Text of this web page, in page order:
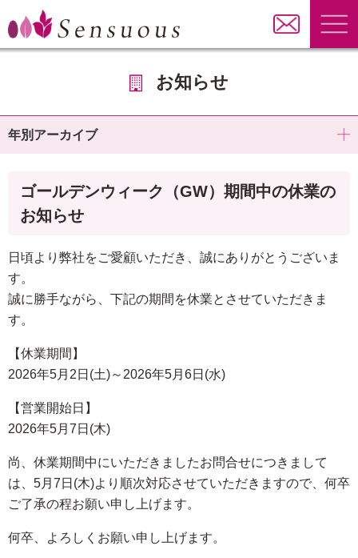
お知らせ
ゴールデンウィーク（GW）期間中の休業の
お知らせ
日頃より弊社をご愛顧いただき、誠にありがとうございま
す。
誠に勝手ながら、下記の期間を休業とさせていただきま
す。
【休業期間】
2026年5月2日(土)～2026年5月6日(水)
【営業開始日】
2026年5月7日(木)
尚、休業期間中にいただきましたお問合せにつきまして
は、5月7日(木)より順次対応させていただきますので、何卒
ご了承の程お願い申し上げます。
何卒、よろしくお願い申し上げます。
年別アーカイブ